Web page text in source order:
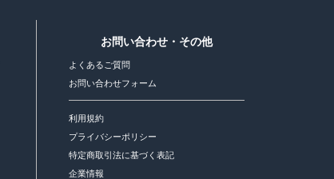
お問い合わせ・その他
よくあるご質問
お問い合わせフォーム
利用規約
プライバシーポリシー
特定商取引法に基づく表記
企業情報